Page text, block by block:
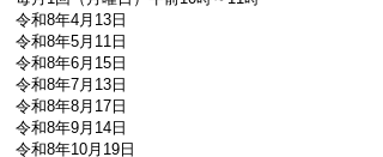
令和8年4月13日
令和8年5月11日
令和8年6月15日
令和8年7月13日
令和8年8月17日
令和8年9月14日
令和8年10月19日